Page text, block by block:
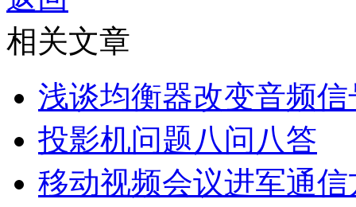
相关文章
浅谈均衡器改变音频信
投影机问题八问八答
移动视频会议进军通